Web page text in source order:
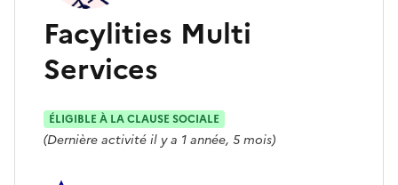
Facylities Multi
Services
ÉLIGIBLE À LA CLAUSE SOCIALE
(Dernière activité il y a 1 année, 5 mois)